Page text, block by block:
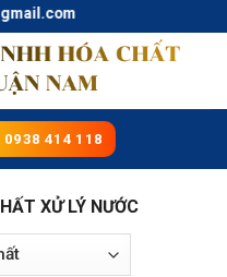
0938 414 118
XỬ LÝ NƯỚC